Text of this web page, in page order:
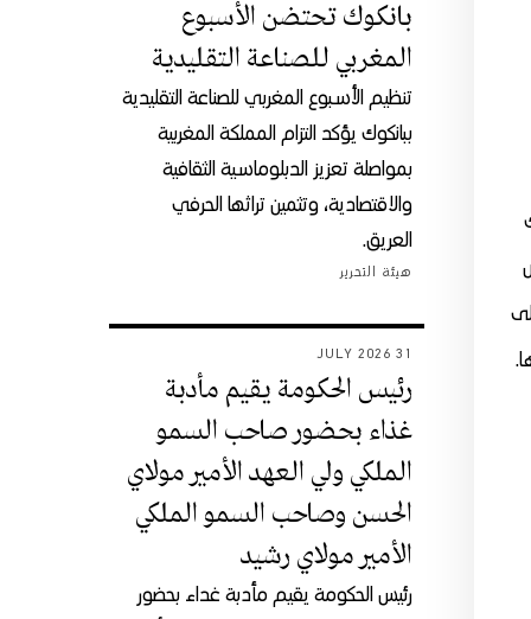
بانكوك تحتضن الأسبوع
المغربي للصناعة التقليدية
تنظيم الأسبوع المغربي للصناعة التقليدية
ببانكوك يؤكد التزام المملكة المغربية
بمواصلة تعزيز الدبلوماسية الثقافية
والاقتصادية، وتثمين تراثها الحرفي
العريق.
هيئة التحرير
31 JULY 2026
رئيس الحكومة يقيم مأدبة
غذاء بحضور صاحب السمو
الملكي ولي العهد الأمير مولاي
الحسن وصاحب السمو الملكي
الأمير مولاي رشيد
رئيس الحكومة يقيم مأدبة غداء بحضور